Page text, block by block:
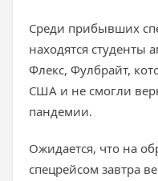
Среди прибывших
находятся студенты
Флекс, Фулбрайт,
США и не смогли
пандемии.
Ожидается, что на
спецрейсом завтра